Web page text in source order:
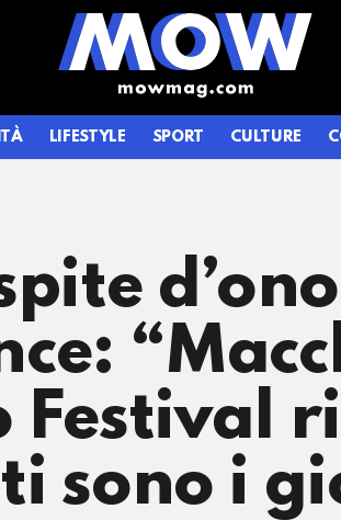
LIFESTYLE SPORT CULTURE
Festival
sono i